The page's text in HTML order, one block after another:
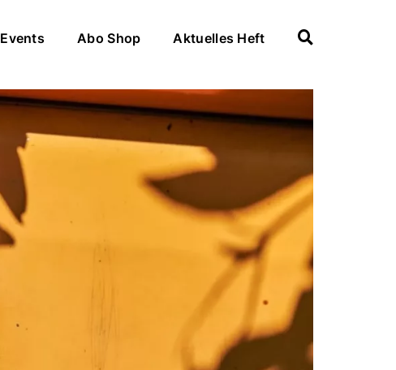
Events Abo Shop Aktuelles Heft